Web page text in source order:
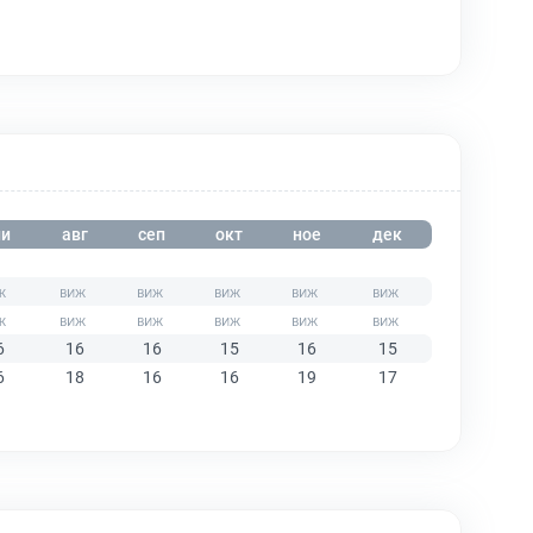
авг сеп окт ное дек
16 16 15 16
15
18 16 16 19 17